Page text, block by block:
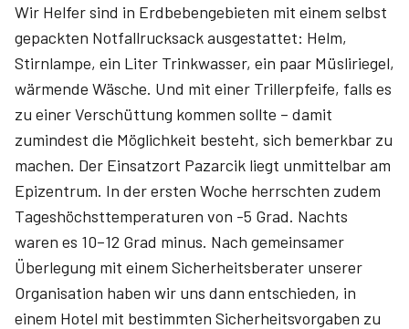
Wir Helfer sind in Erdbebengebieten mit einem selbst
gepackten Notfallrucksack ausgestattet: Helm,
Stirnlampe, ein Liter Trinkwasser, ein paar Müsliriegel,
wärmende Wäsche. Und mit einer Trillerpfeife, falls es
zu einer Verschüttung kommen sollte – damit
zumindest die Möglichkeit besteht, sich bemerkbar zu
machen. Der Einsatzort Pazarcik liegt unmittelbar am
Epizentrum. In der ersten Woche herrschten zudem
Tageshöchsttemperaturen von -5 Grad. Nachts
waren es 10–12 Grad minus. Nach gemeinsamer
Überlegung mit einem Sicherheitsberater unserer
Organisation haben wir uns dann entschieden, in
einem Hotel mit bestimmten Sicherheitsvorgaben zu